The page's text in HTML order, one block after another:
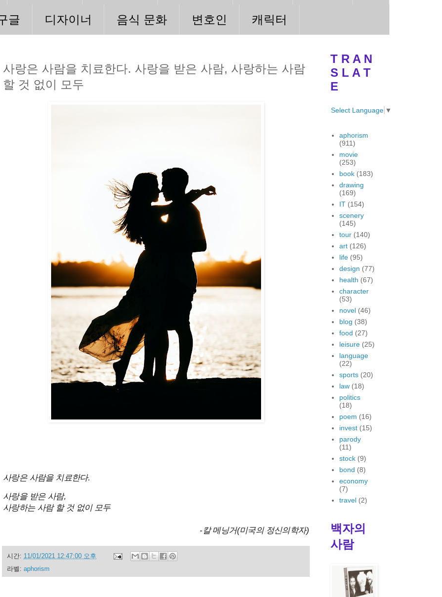
글 디자이너 음식 문화 변호인 캐릭터
사랑은 사람을 치료한다. 사랑을 받은 사람, 사랑하는 사람
할 것 없이 모두
사랑은 사람을 치료한다.
사랑을 받은 사람,
사랑하는 사람 할 것 없이 모두
-칼 메닝거(미국의 정신의학자)
시간: 11/01/2021 12:47:00 오후
라벨: aphorism
T R A N
S L A T
E
Select Language ▼
aphorism
(911)
movie
(253)
book (183)
drawing
(169)
IT (154)
scenery
(145)
tour (140)
art (126)
life (95)
design (77)
health (67)
character
(53)
novel (46)
blog (38)
food (27)
leisure (25)
language
(22)
sports (20)
law (18)
politics
(18)
poem (16)
invest (15)
parody
(11)
stock (9)
bond (8)
economy
(7)
travel (2)
백자의
사람